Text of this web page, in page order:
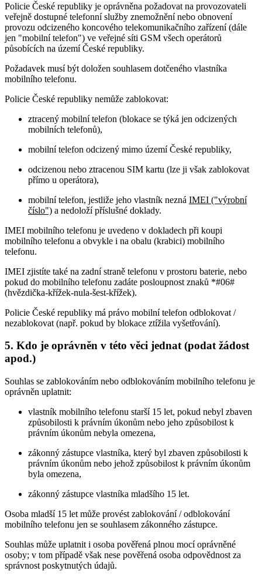
Policie České republiky je oprávněna požadovat na provozovateli
veřejně dostupné telefonní služby znemožnění nebo obnovení
provozu odcizeného koncového telekomunikačního zařízení (dále
jen "mobilní telefon") ve veřejné síti GSM všech operátorů
působících na území České republiky.
Požadavek musí být doložen souhlasem dotčeného vlastníka
mobilního telefonu.
Policie České republiky nemůže zablokovat:
ztracený mobilní telefon (blokace se týká jen odcizených
mobilních telefonů),
mobilní telefon odcizený mimo území České republiky,
odcizenou nebo ztracenou SIM kartu (lze ji však zablokovat
přímo u operátora),
mobilní telefon, jestliže jeho vlastník nezná IMEI ("výrobní
číslo") a nedoloží příslušné doklady.
IMEI mobilního telefonu je uvedeno v dokladech při koupi
mobilního telefonu a obvykle i na obalu (krabici) mobilního
telefonu.
IMEI zjistíte také na zadní straně telefonu v prostoru baterie, nebo
pokud do mobilního telefonu zadáte posloupnost znaků *#06#
(hvězdička-křížek-nula-šest-křížek).
Policie České republiky má právo mobilní telefon odblokovat /
nezablokovat (např. pokud by blokace ztížila vyšetřování).
5. Kdo je oprávněn v této věci jednat (podat žádost
apod.)
Souhlas se zablokováním nebo odblokováním mobilního telefonu je
oprávněn uplatnit:
vlastník mobilního telefonu starší 15 let, pokud nebyl zbaven
způsobilosti k právním úkonům nebo jeho způsobilost k
právním úkonům nebyla omezena,
zákonný zástupce vlastníka, který byl zbaven způsobilosti k
právním úkonům nebo jehož způsobilost k právním úkonům
byla omezena,
zákonný zástupce vlastníka mladšího 15 let.
Osoba mladší 15 let může provést zablokování / odblokování
mobilního telefonu jen se souhlasem zákonného zástupce.
Souhlas může uplatnit i osoba pověřená plnou mocí oprávněné
osoby; v tom případě však nese pověřená osoba odpovědnost za
správnost poskytnutých údajů.